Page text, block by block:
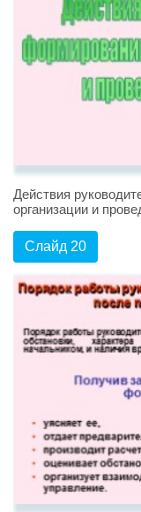
Действия
организации и
Слайд 20